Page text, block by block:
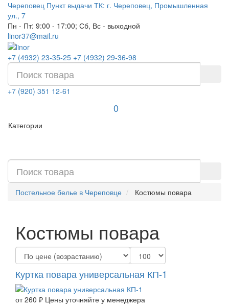
Череповец Пункт выдачи ТК: г. Череповец, Промышленная
ул., 7
Пн - Пт: 9:00 - 17:00; Сб, Вс - выходной
linor37@mail.ru
+7 (4932) 23-35-25 +7 (4932) 29-36-98
+7 (920) 351 12-61
0
Категории
Постельное белье в Череповце Костюмы повара
Костюмы повара
Куртка повара универсальная КП-1
от 260 ₽ Цены уточняйте у менеджера